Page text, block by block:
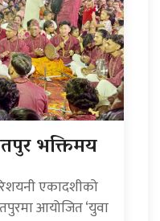
भक्तिमय
एकादशीको
आयोजित ‘युवा